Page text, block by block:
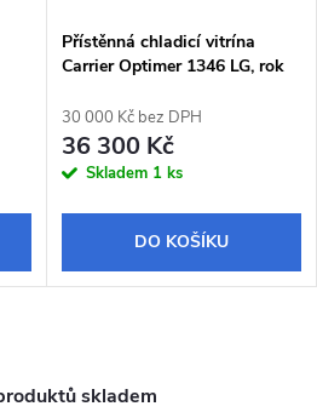
Přístěnná chladicí vitrína
Carrier Optimer 1346 LG, rok
30 000 Kč bez DPH
36 300 Kč
Skladem 1 ks
DO KOŠÍKU
skladem